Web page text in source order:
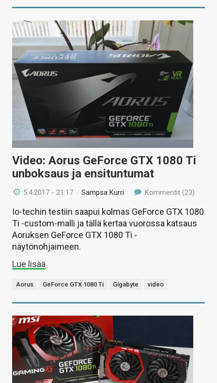
Video: Aorus GeForce GTX 1080 Ti
unboksaus ja ensituntumat
5.4.2017 - 21:17 /Sampsa Kurri Kommentit (23)
Io-techin testiin saapui kolmas GeForce GTX 1080
Ti -custom-malli ja tällä kertaa vuorossa katsaus
Aoruksen GeForce GTX 1080 Ti -
näytönohjaimeen.
Lue lisää
Aorus GeForce GTX 1080 Ti Gigabyte video